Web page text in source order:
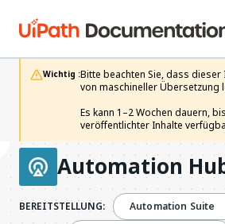
Wichtig :Bitte beachten Sie, dass
von maschineller Übersetzung
Es kann 1–2 Wochen dauern,
veröffentlichter Inhalte
Automation
BEREITSTELLUNG:
Automation Suite